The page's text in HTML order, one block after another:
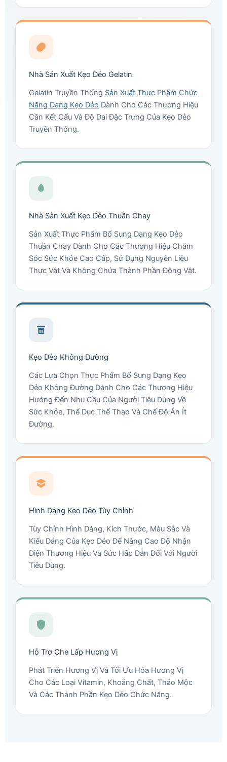
Nhà Sản Xuất Kẹo Dẻo Gelatin
Gelatin Truyền Thống Sản Xuất Thực Phẩm Chức
Năng Dạng Kẹo Dẻo Dành Cho Các Thương Hiệu
Cần Kết Cấu Và Độ Dai Đặc Trưng Của Kẹo Dẻo
Truyền Thống.
Nhà Sản Xuất Kẹo Dẻo Thuần Chay
Sản Xuất Thực Phẩm Bổ Sung Dạng Kẹo Dẻo
Thuần Chay Dành Cho Các Thương Hiệu Chăm
Sóc Sức Khỏe Cao Cấp, Sử Dụng Nguyên Liệu
Thực Vật Và Không Chứa Thành Phần Động Vật.
Kẹo Dẻo Không Đường
Các Lựa Chọn Thực Phẩm Bổ Sung Dạng Kẹo
Dẻo Không Đường Dành Cho Các Thương Hiệu
Hướng Đến Nhu Cầu Của Người Tiêu Dùng Về
Sức Khỏe, Thể Dục Thể Thao Và Chế Độ Ăn Ít
Đường.
Hình Dạng Kẹo Dẻo Tùy Chỉnh
Tùy Chỉnh Hình Dáng, Kích Thước, Màu Sắc Và
Kiểu Dáng Của Kẹo Dẻo Để Nâng Cao Độ Nhận
Diện Thương Hiệu Và Sức Hấp Dẫn Đối Với Người
Tiêu Dùng.
Hỗ Trợ Che Lấp Hương Vị
Phát Triển Hương Vị Và Tối Ưu Hóa Hương Vị
Cho Các Loại Vitamin, Khoáng Chất, Thảo Mộc
Và Các Thành Phần Kẹo Dẻo Chức Năng.